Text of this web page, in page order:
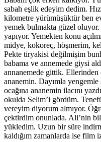
sabah eşlik edeyim dedim.
kilometre yürümüşüktür ben
yemek bulmakta güzel
yapıyor. Yemekten konu
midye, kokoreç, höşmerim,
Pekte tiryakisi değilmişim
babama ve annemede giysi
annanemede gittik. Ellerinden
ananemin. Dayımla yengemle
ocağına ananemin ilacını
okulda Selim’i gördüm.
vereyim diyorum almıyor.
çektirdim onunlada. Ali’nin
yükledim. Uzun bir süre
kaldığım zamanlarda ise